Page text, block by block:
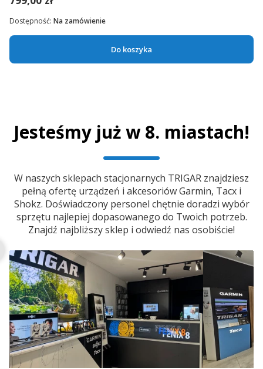
Do koszyka
Dostępność: Na zamówienie
Jesteśmy już w 8. miastach!
W naszych sklepach stacjonarnych TRIGAR znajdziesz
pełną ofertę urządzeń i akcesoriów Garmin, Tacx i
Shokz. Doświadczony personel chętnie doradzi wybór
sprzętu najlepiej dopasowanego do Twoich potrzeb.
Znajdź najbliższy sklep i odwiedź nas osobiście!